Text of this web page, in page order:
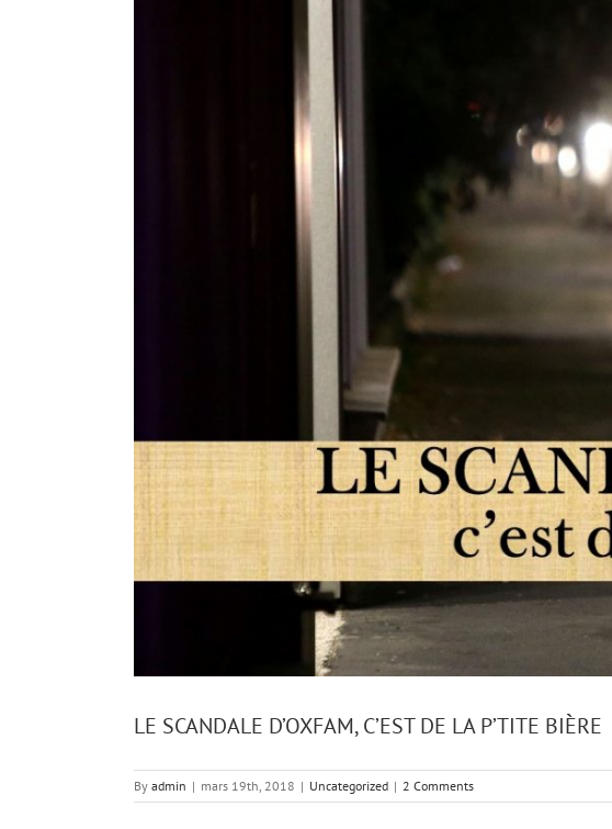
LE SCANDALE D’OXFAM, C’EST DE LA P’TITE BIÈRE
By admin | mars 19th, 2018 | Uncategorized | 2 Comments